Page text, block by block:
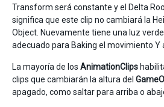
Transform será constante y el Delta
significa que este clip no cambiará la
Object. Nuevamente tiene una luz
adecuado para Baking el movimiento Y
La mayoría de los AnimationClips
clips que cambiarán la altura del
apagado, como saltar para arriba o